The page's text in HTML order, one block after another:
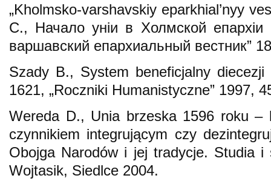
„Kholmsko-varshavskiy eparkhial’nyy
С., Начало уніи в Холмской епархіи
варшавский епархиальный вестник”
Szady B., System beneficjalny diecezji
1621, „Roczniki Humanistyczne” 1997,
Wereda D., Unia brzeska 1596 roku –
czynnikiem integrującym czy
Obojga Narodów i jej tradycje. Studia
Wojtasik, Siedlce 2004.